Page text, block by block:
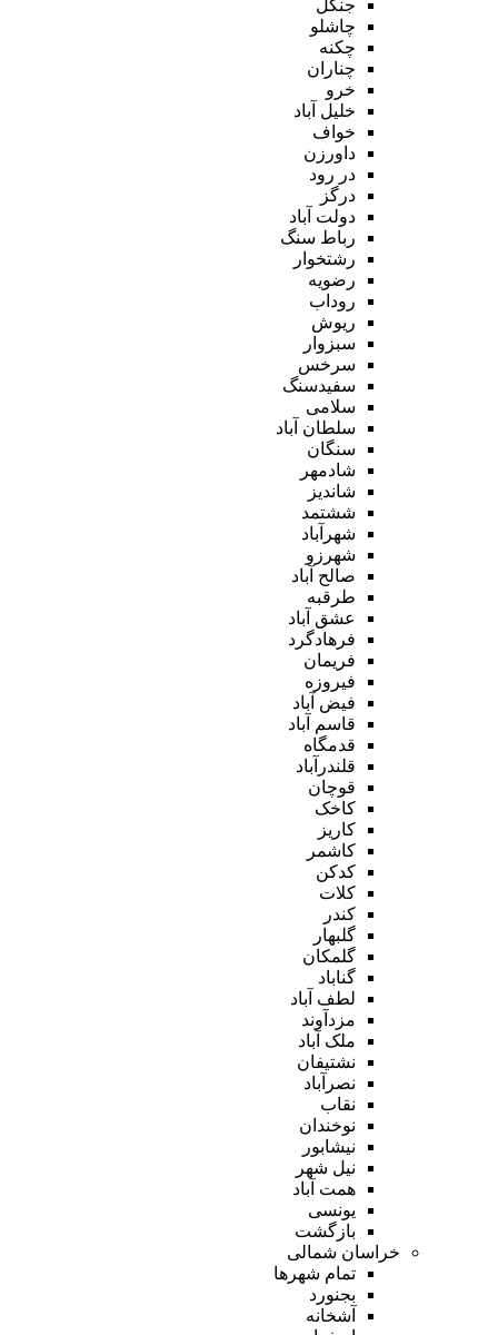
جنگل
چاشلو
چکنه
چناران
خرو
خلیل آباد
خواف
داورزن
در رود
درگز
دولت آباد
رباط سنگ
رشتخوار
رضویه
روداب
ریوش
سبزوار
سرخس
سفیدسنگ
سلامی
سلطان آباد
سنگان
شادمهر
شاندیز
ششتمد
شهرآباد
شهرزو
صالح آباد
طرقبه
عشق آباد
فرهادگرد
فریمان
فیروزه
فیض آباد
قاسم آباد
قدمگاه
قلندرآباد
قوچان
کاخک
کاریز
کاشمر
کدکن
کلات
کندر
گلبهار
گلمکان
گناباد
لطف آباد
مزدآوند
ملک آباد
نشتیفان
نصرآباد
نقاب
نوخندان
نیشابور
نیل شهر
همت آباد
یونسی
بازگشت
خراسان شمالی
تمام شهر‌ها
بجنورد
آشخانه